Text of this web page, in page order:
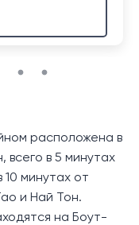
расположена в
всего в 5 минутах
минутах от
и Най Тон.
на Боут-